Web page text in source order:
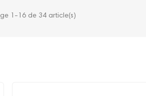
1-16 de 34 article(s)